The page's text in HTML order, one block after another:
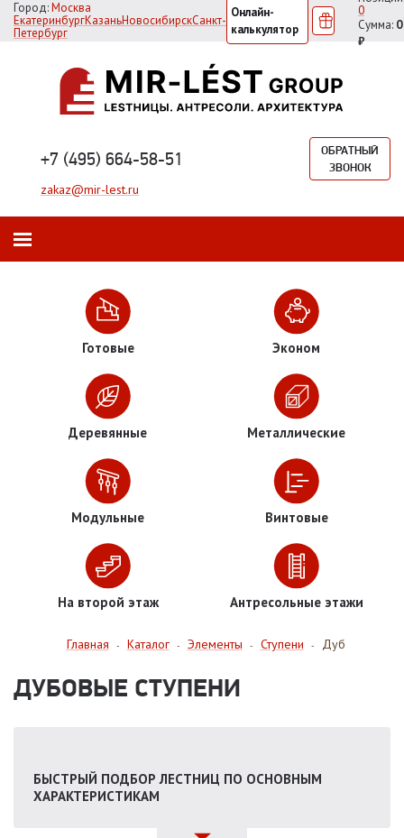
Город:Москва
ЕкатеринбургКазаньНовосибирскСанкт-
Петербург
Онлайн-
калькулятор
0
Сумма: 0
₽
+7 (495) 664-58-51
ОБРАТНЫЙ
ЗВОНОК
zakaz@mir-lest.ru
Готовые Эконом
Деревянные Металлические
Модульные Винтовые
На второй этаж Антресольные этажи
Главная - Каталог - Элементы - Ступени - Дуб
ДУБОВЫЕ СТУПЕНИ
БЫСТРЫЙ ПОДБОР ЛЕСТНИЦ ПО ОСНОВНЫМ
ХАРАКТЕРИСТИКАМ